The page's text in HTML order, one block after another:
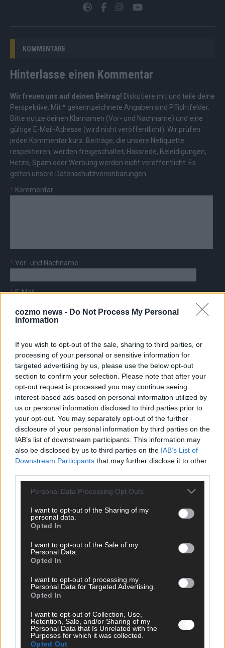
cozmo news - Do Not Process My Personal
Information
If you wish to opt-out of the sale, sharing to third parties, or
processing of your personal or sensitive information for
targeted advertising by us, please use the below opt-out
section to confirm your selection. Please note that after your
opt-out request is processed you may continue seeing
interest-based ads based on personal information utilized by
us or personal information disclosed to third parties prior to
your opt-out. You may separately opt-out of the further
disclosure of your personal information by third parties on the
IAB’s list of downstream participants. This information may
also be disclosed by us to third parties on the IAB’s List of
Downstream Participants that may further disclose it to other
Personal Data Processing Opt Outs
I want to opt-out of the Sharing of my
personal data.
Opted In
I want to opt-out of the Sale of my
Personal Data.
Opted In
I want to opt-out of processing my
Personal Data for Targeted Advertising.
Opted In
I want to opt-out of Collection, Use,
Retention, Sale, and/or Sharing of my
Personal Data that Is Unrelated with the
Purposes for which it was collected.
Opted Out
KOMMENTARE
Hinterlasse einen Kommentar
Wir freuen uns auf deinen Beitrag! Diskutiere mit und teile deine
Perspektive. Mit * gekennzeichnete Angaben sind Pflichtfelder.
Bitte nutze deinen Klarnamen (Vor- und Nachname) und eine
gültige E-Mail-Adresse (wird nicht veröffentlicht). Wir prüfen
jeden Kommentar kurz. Beiträge, die unsere Netiquette
respektieren, werden freigeschaltet; Hassrede, Beleidigungen,
Hetze, Spam oder Werbung werden nicht veröffentlicht. Es
gelten unsere Datenschutzvereinbarungen
* Kommentar
* Vor- und Nachname
*E-Mail
AD
FOLGE UNS BEI FACEBOOK
MEDIATHEK
GNTM-Geheimnisse: Wer fliegt als Nächstes raus?
präsentieren die besten Foto-Shootings der Staffel
Germany’s Next Topmodel: Model-Power im
Doppelpack: Josy und Bruder kämpfen um den Titel!
Germany’s Next Topmodel: Tränen-Duell: Wer kann
die Emotionen kontrollieren?